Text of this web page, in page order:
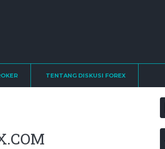
TENTANG DISKUSI FOREX